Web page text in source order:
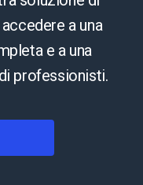
a una
e a una
professionisti.